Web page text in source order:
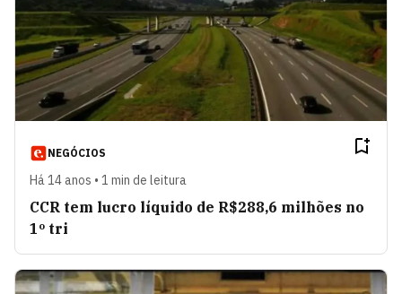
NEGÓCIOS
Há 14 anos • 1 min de leitura
CCR tem lucro líquido de R$288,6 milhões no
1º tri